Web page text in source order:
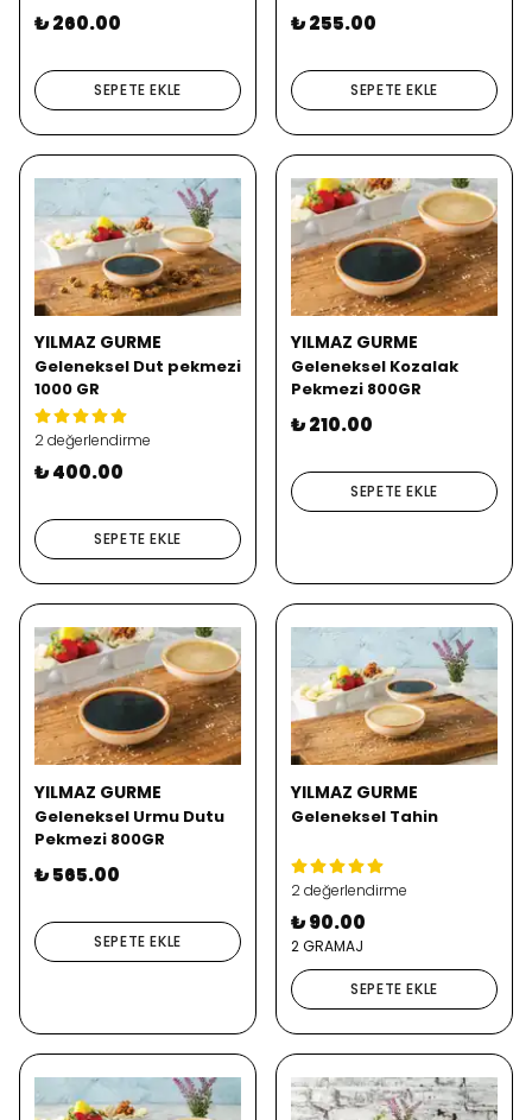
₺ 260.00
SEPETE EKLE
₺ 255.00
SEPETE EKLE
YILMAZ GURME
Geleneksel Dut pekmezi
1000 GR
2 değerlendirme
₺ 400.00
SEPETE EKLE
YILMAZ GURME
Geleneksel Kozalak
Pekmezi 800GR
₺ 210.00
SEPETE EKLE
YILMAZ GURME
Geleneksel Urmu Dutu
Pekmezi 800GR
₺ 565.00
SEPETE EKLE
YILMAZ GURME
Geleneksel Tahin
2 değerlendirme
₺ 90.00
2 GRAMAJ
SEPETE EKLE